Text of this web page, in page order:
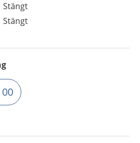
Stängt
Stängt